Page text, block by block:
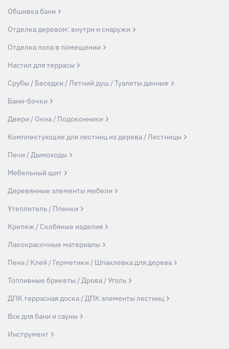
Обшивка бани
Отделка деревом: внутри и снаружи
Отделка пола в помещении
Настил для террасы
Срубы / Беседки / Летний душ / Туалеты дачные
Бани-бочки
Двери / Окна / Подоконники
Комплектующие для лестниц из дерева / Лестницы
Печи / Дымоходы
Мебельный щит
Деревянные элементы мебели
Утеплитель / Пленки
Крепеж / Скобяные изделия
Лакокрасочные материалы
Пена / Клей / Герметики / Шпаклевка для дерева
Топливные брикеты / Дрова / Уголь
ДПК террасная доска / ДПК элементы лестниц
Все для бани и сауны
Инструмент